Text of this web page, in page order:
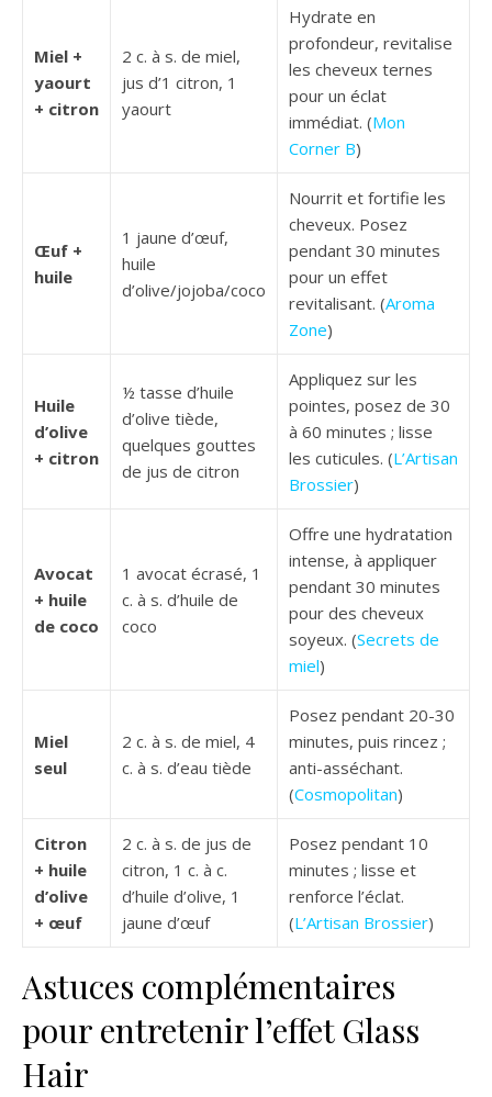
Miel +
yaourt
+ citron
2 c. à s. de miel,
jus d’1 citron, 1
yaourt
Hydrate en
profondeur, revitalise
les cheveux ternes
pour un éclat
immédiat. (Mon
Corner B)
Œuf +
huile
1 jaune d’œuf,
huile
d’olive/jojoba/coco
Nourrit et fortifie les
cheveux. Posez
pendant 30 minutes
pour un effet
revitalisant. (Aroma
Zone)
Huile
d’olive
+ citron
½ tasse d’huile
d’olive tiède,
quelques gouttes
de jus de citron
Appliquez sur les
pointes, posez de 30
à 60 minutes ; lisse
les cuticules. (L’Artisan
Brossier)
Avocat
+ huile
de coco
1 avocat écrasé, 1
c. à s. d’huile de
coco
Offre une hydratation
intense, à appliquer
pendant 30 minutes
pour des cheveux
soyeux. (Secrets de
miel)
Miel
seul
2 c. à s. de miel, 4
c. à s. d’eau tiède
Posez pendant 20-30
minutes, puis rincez ;
anti-asséchant.
(Cosmopolitan)
Citron
+ huile
d’olive
+ œuf
2 c. à s. de jus de
citron, 1 c. à c.
d’huile d’olive, 1
jaune d’œuf
Posez pendant 10
minutes ; lisse et
renforce l’éclat.
(L’Artisan Brossier)
Astuces complémentaires
pour entretenir l’effet Glass
Hair